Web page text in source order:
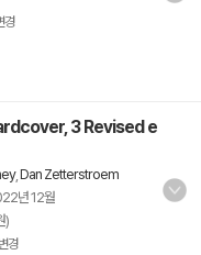
경
3 Revised e
, Dan Zetterstroem
년 12월
)
변경